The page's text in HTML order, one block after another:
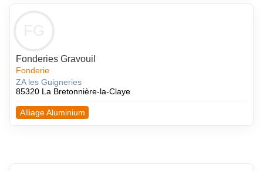
Fonderies Gravouil
Fonderie
ZA les Guigneries
85320 La Bretonnière-la-Claye
Alliage Aluminium